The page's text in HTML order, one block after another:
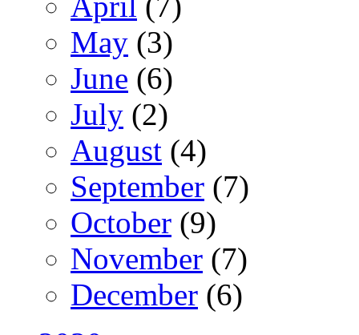
May (3)
June (6)
July (2)
August (4)
September (7)
October (9)
November (7)
December (6)